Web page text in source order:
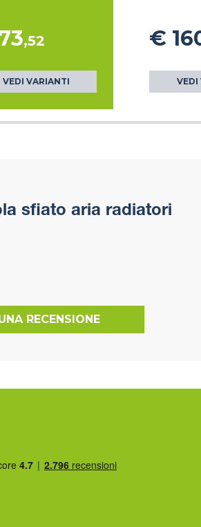
,52
VEDI VARIANTI
€
VEDI
sfiato aria radiatori
RECENSIONE